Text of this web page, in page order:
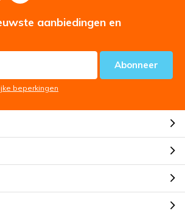
aanbiedingen en
Abonneer
beperkingen